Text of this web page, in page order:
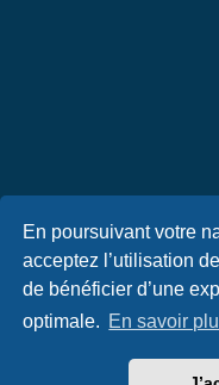
En poursuivant votre
acceptez l’utilisation
de bénéficier d’une
optimale. En savoir